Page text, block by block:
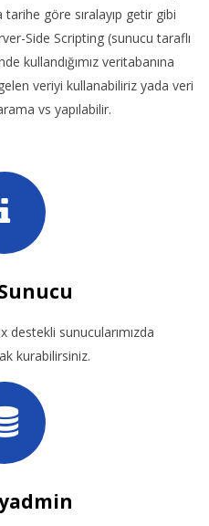
göre sıralayıp getir gibi
Side Scripting (sunucu taraflı
kullandığımız veritabanına
veriyi kullanabiliriz yada veri
vs yapılabilir.
destekli sunucularımızda
kurabilirsiniz.